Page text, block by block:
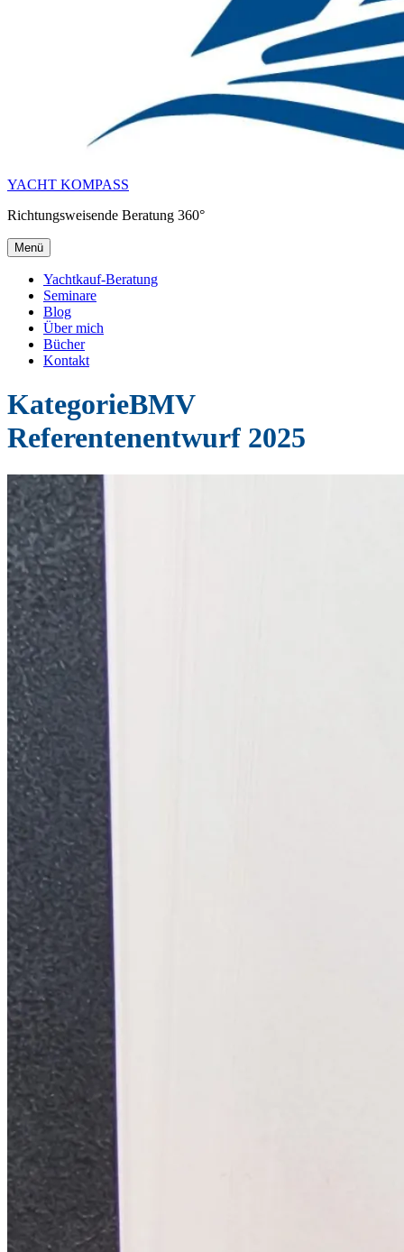
YACHT KOMPASS
Richtungsweisende Beratung 360°
Menü
Yachtkauf-Beratung
Seminare
Blog
Über mich
Bücher
Kontakt
KategorieBMV
Referentenentwurf 2025